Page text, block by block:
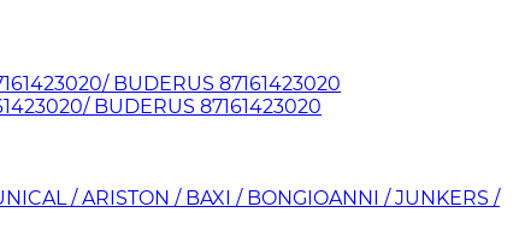
BUDERUS 87161423020